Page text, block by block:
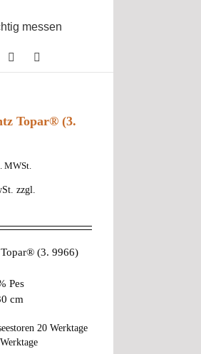
messen
Topar® (3.
MWSt.
zzgl.
(3. 9966)
Pes
cm
20 Werktage